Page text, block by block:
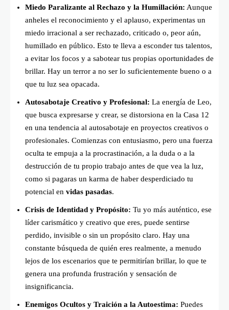
Miedo Paralizante al Rechazo y la Humillación: Aunque
anheles el reconocimiento y el aplauso, experimentas un
miedo irracional a ser rechazado, criticado o, peor aún,
humillado en público. Esto te lleva a esconder tus talentos,
a evitar los focos y a sabotear tus propias oportunidades de
brillar. Hay un terror a no ser lo suficientemente bueno o a
que tu luz sea opacada.
Autosabotaje Creativo y Profesional: La energía de Leo,
que busca expresarse y crear, se distorsiona en la Casa 12
en una tendencia al autosabotaje en proyectos creativos o
profesionales. Comienzas con entusiasmo, pero una fuerza
oculta te empuja a la procrastinación, a la duda o a la
destrucción de tu propio trabajo antes de que vea la luz,
como si pagaras un karma de haber desperdiciado tu
potencial en vidas pasadas.
Crisis de Identidad y Propósito: Tu yo más auténtico, ese
líder carismático y creativo que eres, puede sentirse
perdido, invisible o sin un propósito claro. Hay una
constante búsqueda de quién eres realmente, a menudo
lejos de los escenarios que te permitirían brillar, lo que te
genera una profunda frustración y sensación de
insignificancia.
Enemigos Ocultos y Traición a la Autoestima: Puedes